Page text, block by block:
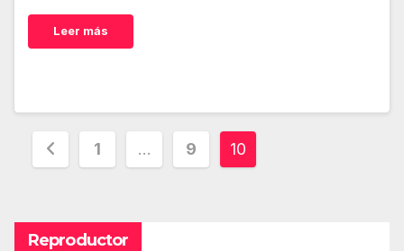
Leer más
Paginación
entradas
1 … 9 10
Reproductor